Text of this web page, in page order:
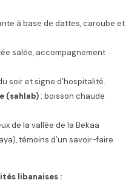
à base de dattes, caroube et
salée, accompagnement
soir et signe d’hospitalité.
(sahlab) : boisson chaude
de la vallée de la Bekaa
témoins d’un savoir-faire
libanaises :